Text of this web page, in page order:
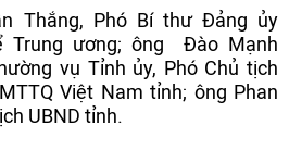
Thắng, Phó Bí thư Đảng ủy
Trung ương; ông
Đào Mạnh
vụ Tỉnh ủy, Phó Chủ tịch
Việt Nam tỉnh; ông Phan
UBND tỉnh.